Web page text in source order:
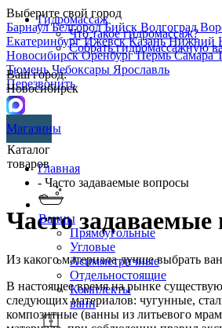
Выберите свой город
БарнаулБелгородБийск Волгоград
ЕкатеринбургИжевскКазаньНижний
НовосибирскОренбургПермьСамара
ТюменьЧебоксары Ярославль
Перезвонить
Гидромассаж
Что такое гидромассаж?
Собрать гидромассажную
Ваш город:
Новосибирск
Магазины
Каталог
товаров
Ванны
Прямоугольные
Угловые
Асимметричные
Отдельностоящие
Комплекты
ванн
Главная
- Часто задаваемые вопросы
Часто задаваемые
Из какого материала лучше выбрать
В настоящее время на рынке
следующих материалов: чугунные,
композитные (ванны из литьевого